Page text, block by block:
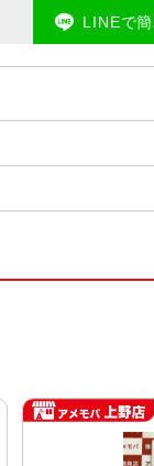
LINEで